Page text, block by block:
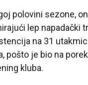
polovini sezone,
lep napadački
na 31
pošto je bio na
kluba.